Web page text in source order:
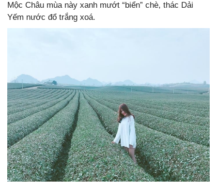
Mộc Châu mùa này xanh mướt “biển” chè, thác Dải
Yếm nước đổ trắng xoá.